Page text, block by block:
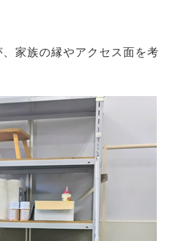
家族の縁やアクセス面を考